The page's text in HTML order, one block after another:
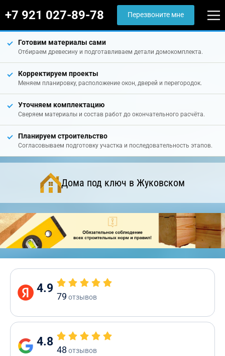
+7 921 027-89-78 Перезвоните мне
Готовим материалы сами
Отбираем древесину и подготавливаем детали домокомплекта.
Корректируем проекты
Меняем планировку, расположение окон, дверей и перегородок.
Уточняем комплектацию
Сверяем материалы и состав работ до окончательного расчёта.
Планируем строительство
Согласовываем подготовку участка и последовательность этапов.
Дома под ключ в Жуковском
4.9
79 отзывов
4.8
48 отзывов